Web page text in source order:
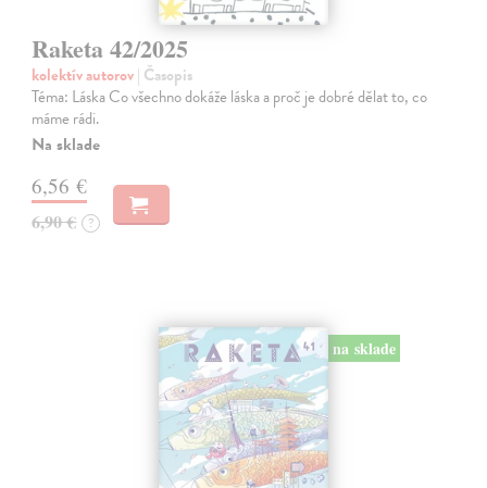
Raketa 42/2025
kolektív autorov| Časopis
Téma: Láska Co všechno dokáže láska a proč je dobré dělat to, co
máme rádi.
Na sklade
6,56 €
6,90 € ?
na sklade